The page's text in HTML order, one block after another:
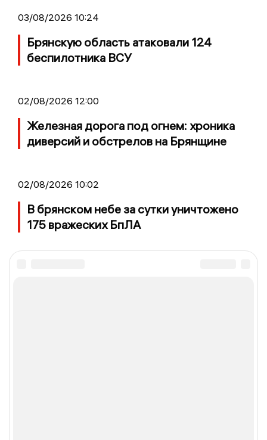
03/08/2026 10:24
Брянскую область атаковали 124
беспилотника ВСУ
02/08/2026 12:00
Железная дорога под огнем: хроника
диверсий и обстрелов на Брянщине
02/08/2026 10:02
В брянском небе за сутки уничтожено
175 вражеских БпЛА